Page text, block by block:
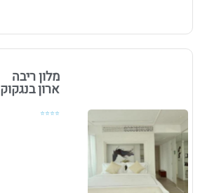
מלון ריבה
ארון בנגקוק
⭐⭐⭐⭐